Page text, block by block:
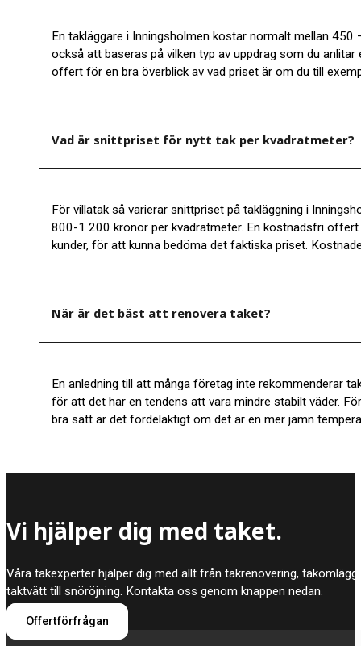
En takläggare i Inningsholmen kostar normalt mellan
också att baseras på vilken typ av uppdrag som du
offert för en bra överblick av vad priset är om du till
Vad är snittpriset för nytt tak per kvadratmeter?
För villatak så varierar snittpriset på takläggning i
800-1 200 kronor per kvadratmeter. En kostnadsfri
kunder, för att kunna bedöma det faktiska priset.
När är det bäst att renovera taket?
En anledning till att många företag inte rekommenderar
för att det har en tendens att vara mindre stabilt väder.
bra sätt är det fördelaktigt om det är en mer jämn
Vi hjälper dig med taket.
Våra takexperter hjälper dig med allt från takrenovering,
taktvätt till snöröjning. Kontakta oss genom knappen nedan.
Offertförfrågan